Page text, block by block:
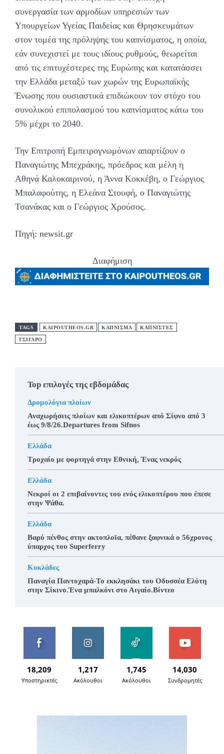
συνεργασία των αρμοδίων υπηρεσιών των
Υπουργείων Υγείας Παιδείας και Θρησκευμάτων
στον τομέα της πρόληψης του καπνίσματος, η οποία,
εάν συνεχιστεί με τους ιδίους ρυθμούς, θεωρείται
από τις επιτυχέστερες της Ευρώπης και κατατάσσει
την Ελλάδα μεταξύ των χωρών της Ευρωπαϊκής
Ένωσης που ουσιαστικά επιδιώκουν τον στόχο του
συνολικού επιπολασμού του καπνίσματος κάτω του
5% μέχρι το 2040.
Την Επιτροπή Εμπειρογνωμόνων απαρτίζουν ο
Παναγιώτης Μπεχράκης, πρόεδρος και μέλη η
Αθηνά Καλοκαιρινού, η Άννα Κοκκέβη, ο Γεώργιος
Μπαλαφούτης, η Ελεάνα Στουφή, ο Παναγιώτης
Τσανάκας και ο Γεώργιος Χρούσος.
Πηγή: newsit.gr
Διαφήμιση
TAGS KAIPOUTHEOS.GR ΚΑΠΝΙΣΜΑ ΚΑΠΝΙΣΤΕΣ
ΤΣΙΓΑΡΟ
Top επιλογές της εβδομάδας
Δρομολόγια πλοίων
Αναχωρήσεις πλοίων και ελικοπτέρων από Σίφνο από 3
έως 9/8/26.Departures from Sifnos
Ελλάδα
Τροχαίο με φορτηγά στην Εθνική, Ένας νεκρός
Ελλάδα
Νεκροί οι 2 επιβαίνοντες του ενός ελικοπτέρου που έπεσε
στην Ψάθα.
Ελλάδα
Βαρύ πένθος στην ακτοπλοϊα, πέθανε ξαφνικά ο 56χρονος
ύπαρχος του Superferry
Κυκλάδες
Παναγία Παντοχαρά-Το εκκλησάκι του Οδυσσέα Ελύτη
στην Σίκινο.Ένα μπαλκόνι στο Αιγαίο.Βίντεο
18,209
Υποστηρικτές
1,217
Ακόλουθοι
1,745
Ακόλουθοι
14,030
Συνδρομητές